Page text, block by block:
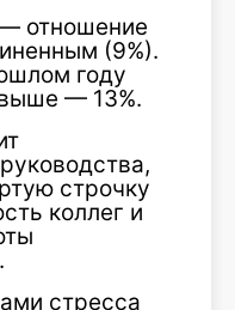
отношение
(9%).
году
выше — 13%.
строчку
коллег и
стресса